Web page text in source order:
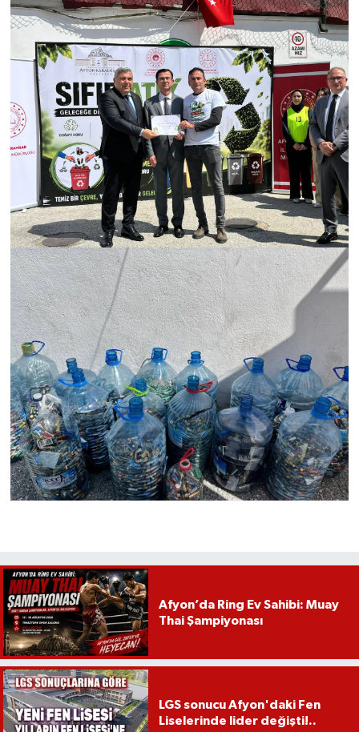
Afyon’da Ring Ev Sahibi: Muay
Thai Şampiyonası
LGS sonucu Afyon'daki Fen
Liselerinde lider değişti!..